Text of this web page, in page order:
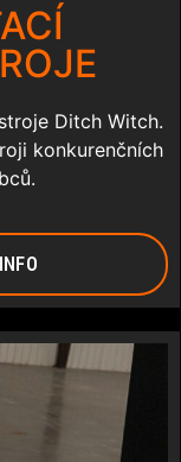
Ditch Witch.
konkurenčních